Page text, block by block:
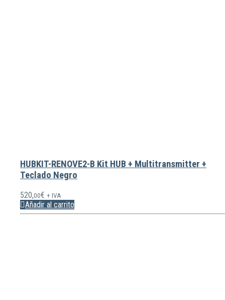
HUBKIT-RENOVE2-B Kit HUB + Multitransmitter +
Teclado Negro
520,00€ + IVA
Añadir al carrito